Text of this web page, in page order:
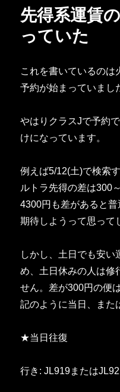
ー
先得系運賃
っていた
これを書いているのは
予約が始まっていまし
やはりクラスJで予約
けになっています。
例えば5/12(土)で検索
ルトラ先得の差は300
4300円も差があると
期待しようって思って
しかし、土日でも安い
め、土日休みの人は修
せん。差が300円の便
記のように当日、また
★当日往復
行き: JL919または